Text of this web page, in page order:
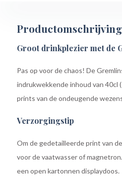
Productomschrijving
Groot drinkplezier met de
Pas op voor de chaos! De
indrukwekkende inhoud van 40cl
prints van de ondeugende
Verzorgingstip
Om de gedetailleerde print van
voor de vaatwasser of
een open kartonnen displaydoos.